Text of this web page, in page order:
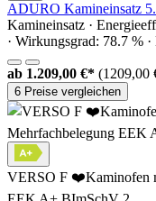
ADURO Kamineinsatz
Kamineinsatz ·
· Wirkungsgrad: 78.7 %
ab 1.209,00 €* (1209,00
6 Preise vergleichen
VERSO F ❤️Kaminofen